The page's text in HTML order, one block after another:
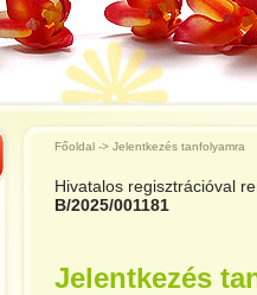
Főoldal -> Jelentkezés tanfolyamra
Hivatalos regisztrációval
B/2025/001181
Jelentkezés